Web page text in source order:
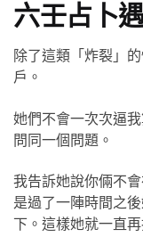
六壬占卜
除了這類「炸裂」
戶。
她們不會一次次逼
問同一個問題。
我告訴她說你倆不
是過了一陣時間之
下。這樣她就一直